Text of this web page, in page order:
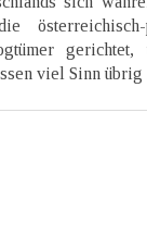
viel Sinn übrig